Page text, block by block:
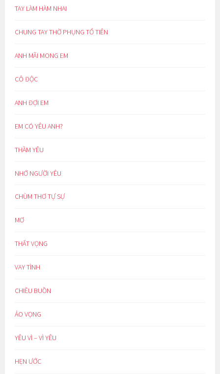
TAY LÀM HÀM NHAI
CHUNG TAY THỜ PHỤNG TỔ TIÊN
ANH MÃI MONG EM
CÔ ĐỘC
ANH ĐỢI EM
EM CÓ YÊU ANH?
THẦM YÊU
NHỚ NGƯỜI YÊU
CHÙM THƠ TỰ SỰ
MƠ
THẤT VỌNG
VAY TÌNH
CHIỀU BUỒN
ẢO VỌNG
YÊU VÌ – VÌ YÊU
HẸN ƯỚC